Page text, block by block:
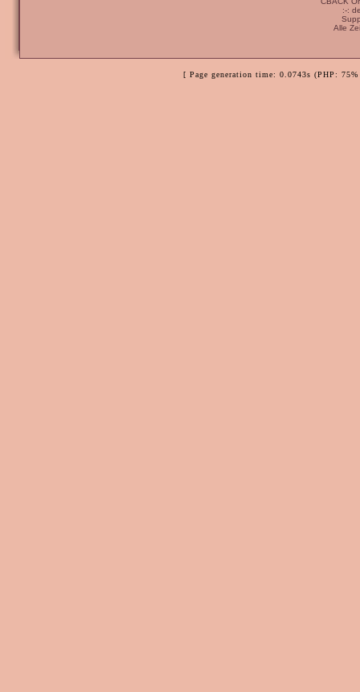
:-:
Alle
[ Page generation time: 0.0743s (PHP: